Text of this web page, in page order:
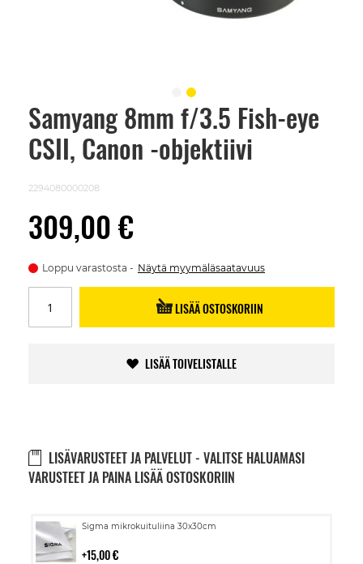
Samyang 8mm f/3.5 Fish-eye
CSII, Canon -objektiivi
2294080000208
309,00 €
Loppu varastosta Näytä myymäläsaatavuus
LISÄÄ OSTOSKORIIN
LISÄÄ TOIVELISTALLE
LISÄVARUSTEET JA PALVELUT - VALITSE HALUAMASI
VARUSTEET JA PAINA LISÄÄ OSTOSKORIIN
Sigma mikrokuituliina 30x30cm
15,00 €
Lisää
Skip
beginning
images